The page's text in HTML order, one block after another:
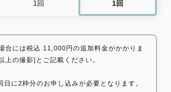
1回 1回
合には税込 11,000円の追加料金がかかりま
上の撮影]とご記載ください。
に2枠分のお申し込みが必要となります。